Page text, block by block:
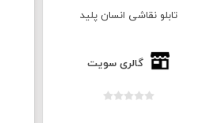
تابلو نقاشی انسان پلید
گالری سویت